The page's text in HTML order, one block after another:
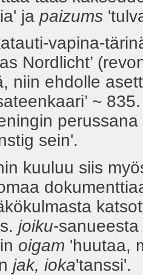
ja paizums
vapina-tärinä
Nordlicht’
niin ehdolle
~
sein'.
kuuluu siis
joiku-
oigam 'huutaa,
jak, ioka'tanssi'.